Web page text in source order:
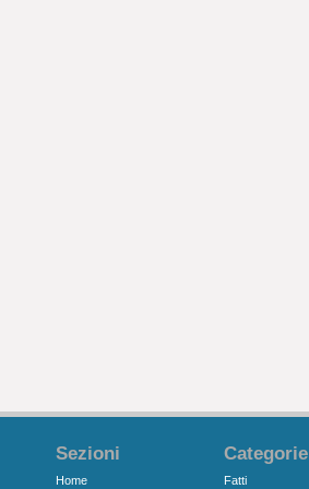
Sezioni
Home
Categorie
Fatti